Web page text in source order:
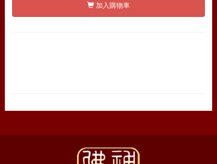
加入購物車